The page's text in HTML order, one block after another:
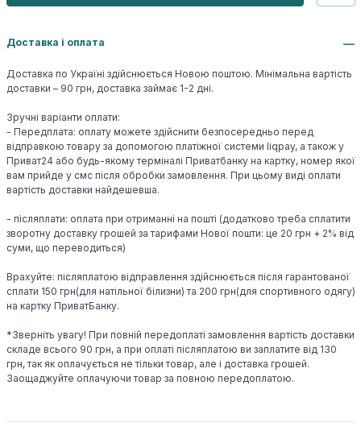
Доставка і оплата
Доставка по Україні здійснюється Новою поштою. Мінімальна вартість
доставки – 90 грн, доставка займає 1-2 дні.
Зручні варіанти оплати:
- Передплата: оплату можете здійснити безпосередньо перед
відправкою товару за допомогою платіжної системи liqpay, а також у
Приват24 або будь-якому терміналі Приватбанку на картку, номер якої
вам прийде у смс після обробки замовлення. При цьому виді оплати
вартість доставки найдешевша.
- післяплати: оплата при отриманні на пошті (додатково треба сплатити
зворотну доставку грошей за тарифами Нової пошти: це 20 грн + 2% від
суми, що переводиться)
Врахуйте: післяплатою відправлення здійснюється після гарантованої
сплати 150 грн(для натільної білизни) та 200 грн(для спортивного одягу)
на картку ПриватБанку.
*Зверніть увагу! При повній передоплаті замовлення вартість доставки
складе всього 90 грн, а при оплаті післяплатою ви заплатите від 130
грн, так як оплачується не тільки товар, але і доставка грошей.
Заощаджуйте оплачуючи товар за повною передоплатою.